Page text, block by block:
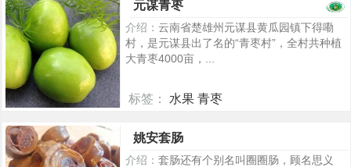
元谋青枣
介绍： 云南省楚雄州元谋县黄瓜园镇下得嘞
村，是元谋县出了名的“青枣村”，全村共种植
大青枣4000亩，...
标签： 水果 青枣
姚安套肠
介绍： 套肠还有个别名叫圈圈肠，顾名思义